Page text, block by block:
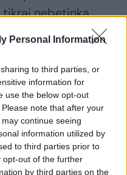
Personal Information
to third parties, or
information for
use the below opt-out
note that after your
continue seeing
information utilized by
to third parties prior to
opt-out of the further
by third parties on the
nebetinka.